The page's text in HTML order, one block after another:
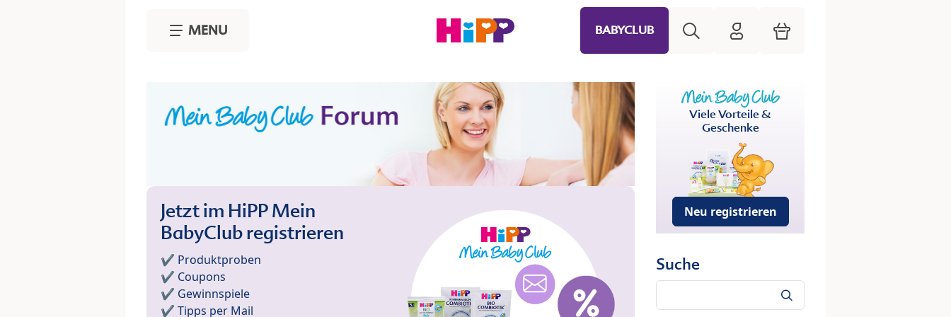
MENU BABYCLUB HiPP Mein Babyclub
Warenkorb
Jetzt im HiPP Mein
BabyClub registrieren
✔️ Produktproben
✔️ Coupons
✔️ Gewinnspiele
✔️ Tipps per Mail
Viele Vorteile &
Geschenke
Neu registrieren
Suche